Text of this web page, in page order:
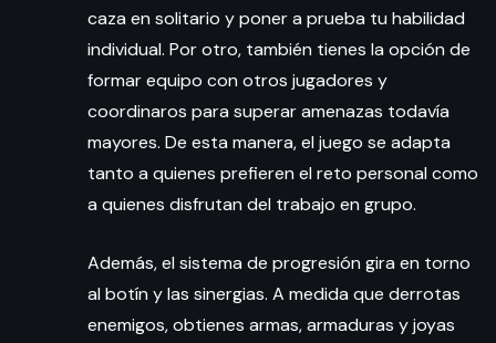
caza en solitario y poner a prueba tu habilidad
individual. Por otro, también tienes la opción de
formar equipo con otros jugadores y
coordinaros para superar amenazas todavía
mayores. De esta manera, el juego se adapta
tanto a quienes prefieren el reto personal como
a quienes disfrutan del trabajo en grupo.
Además, el sistema de progresión gira en torno
al botín y las sinergias. A medida que derrotas
enemigos, obtienes armas, armaduras y joyas